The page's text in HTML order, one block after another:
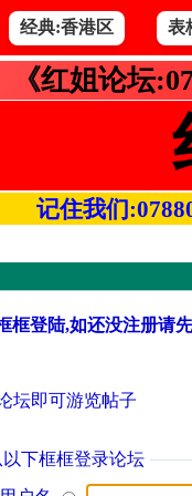
经典:香港区 表
《红姐论坛
记住我们
框登陆,如还没注册请
坛即可游览帖子
下框框登录论坛